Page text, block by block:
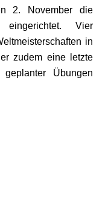
2. November die
eingerichtet. Vier
in
zudem eine letzte
Übungen